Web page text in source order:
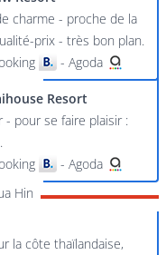
charme - proche de la
prix - très bon plan.
- Agoda
Resort
pour se faire plaisir :
- Agoda
Hin
la côte thaïlandaise,